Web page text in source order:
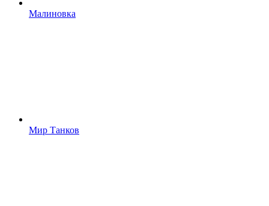
Малиновка
Мир Танков